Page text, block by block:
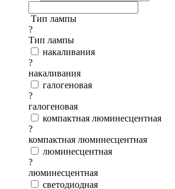
Тип лампы
?
Тип лампы
накаливания
?
накаливания
галогеновая
?
галогеновая
компактная люминесцентная
?
компактная люминесцентная
люминесцентная
?
люминесцентная
светодиодная